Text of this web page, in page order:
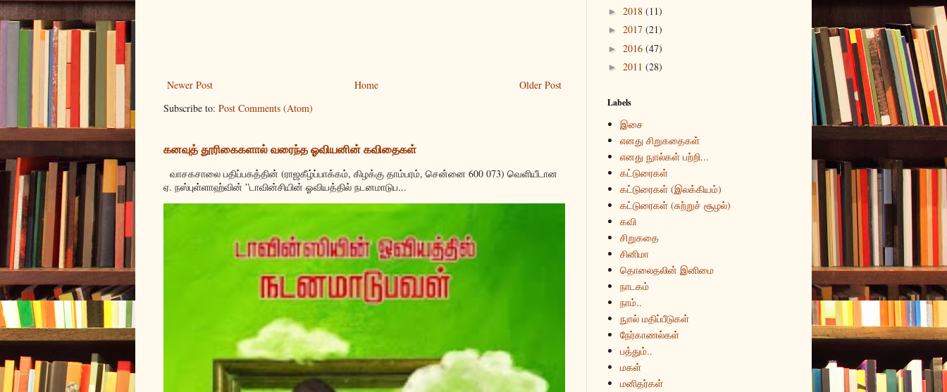
Newer Post Older Post
Home
Subscribe to: Post Comments (Atom)
கனவுத் தூரிகைகளால் வரைந்த ஓவியனின் கவிதைகள்
வாசகசாலை பதிப்பகத்தின் (ராஜகீழ்ப்பாக்கம், கிழக்கு தாம்பரம், சென்னை 600 073) வெளியீடான
ஏ. நஸ்புள்ளாஹ்வின் ”டாவின்சியின் ஓவியத்தில் நடனமாடுப...
► 2018 (11)
► 2017 (21)
► 2016 (47)
► 2011 (28)
Labels
இசை
எனது சிறுகதைகள்
எனது நுால்கள் பற்றி...
கட்டுரைகள்
கட்டுரைகள் (இலக்கியம்)
கட்டுரைகள் (சுற்றுச் சூழல்)
கவி
சிறுகதை
சினிமா
தொலைதலின் இனிமை
நாடகம்
நாம்..
நுால் மதிப்பீடுகள்
நேர்காணல்கள்
பத்தும்..
மகள்
மனிதர்கள்